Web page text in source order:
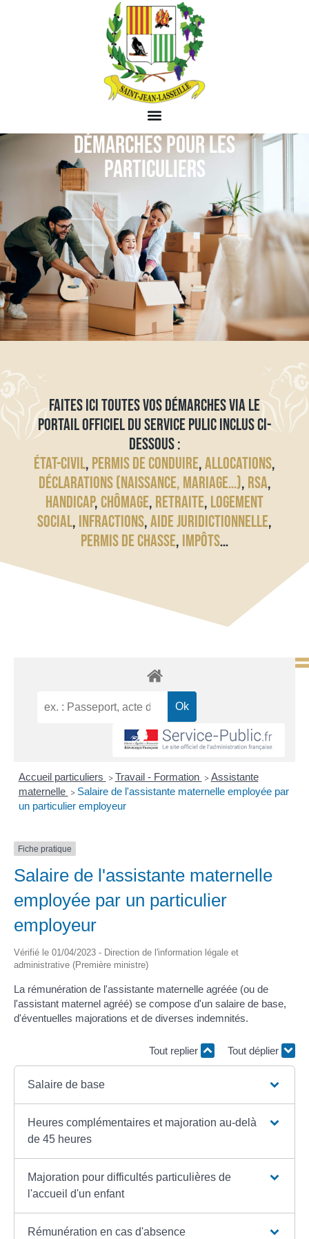
DÉMARCHES POUR LES
PARTICULIERS
FAITES ICI TOUTES VOS DÉMARCHES VIA LE
PORTAIL OFFICIEL DU SERVICE PULIC INCLUS CI-
DESSOUS :
ÉTAT-CIVIL, PERMIS DE CONDUIRE,ALLOCATIONS,
DÉCLARATIONS (NAISSANCE, MARIAGE…), RSA,
HANDICAP, CHÔMAGE, RETRAITE, LOGEMENT
SOCIAL, INFRACTIONS,AIDE JURIDICTIONNELLE,
PERMIS DE CHASSE, IMPÔTS…
Accueil particuliers > Travail - Formation > Assistante
maternelle > Salaire de l'assistante maternelle employée par
un particulier employeur
Fiche pratique
Salaire de l'assistante maternelle
employée par un particulier
employeur
Vérifié le 01/04/2023 - Direction de l'information légale et
administrative (Première ministre)
La rémunération de l'assistante maternelle agréée (ou de
l'assistant maternel agréé) se compose d'un salaire de base,
d'éventuelles majorations et de diverses indemnités.
Tout replier Tout déplier
Salaire de base
Heures complémentaires et majoration au-delà
de 45 heures
Majoration pour difficultés particulières de
l'accueil d'un enfant
Rémunération en cas d'absence